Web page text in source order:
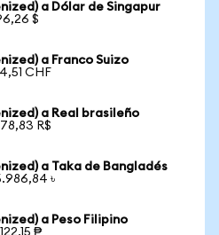
a Dólar de Singapur
$
a Franco Suizo
CHF
a Real brasileño
R$
a Taka de Bangladés
৳
a Peso Filipino
₱